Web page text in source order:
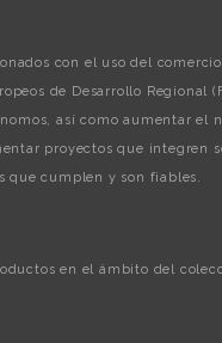
con el uso del
de Desarrollo Regional
así como aumentar el
proyectos que integren
que cumplen y son fiables.
en el ámbito del